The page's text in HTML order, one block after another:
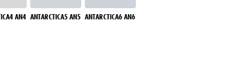
AN4 ANTARCTICA5 AN5 ANTARCTICA6 AN6